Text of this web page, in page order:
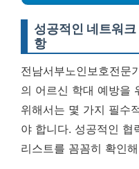
성공적인 네트워
항
전남서부노인보호전문
의 어르신 학대 예방을
위해서는 몇 가지 필수
야 합니다. 성공적인 협
리스트를 꼼꼼히 확인